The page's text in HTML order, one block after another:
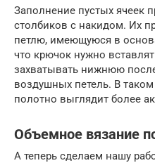
Заполнение пустых ячеек
столбиков с накидом. Их
петлю, имеющуюся в
что крючок нужно
захватывать нижнюю
воздушных петель. В
полотно выглядит более
Объемное вязание
А теперь сделаем нашу